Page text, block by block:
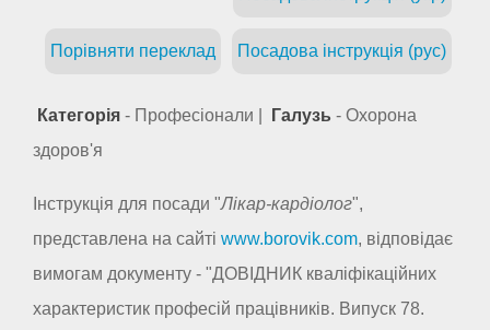
Посадова інструкція (рус)
Порівняти переклад
Категорія - Професіонали | Галузь - Охорона
здоров'я
Інструкція для посади "Лікар-кардіолог",
представлена на сайті www.borovik.com, відповідає
вимогам документу - "ДОВІДНИК кваліфікаційних
характеристик професій працівників. Випуск 78.